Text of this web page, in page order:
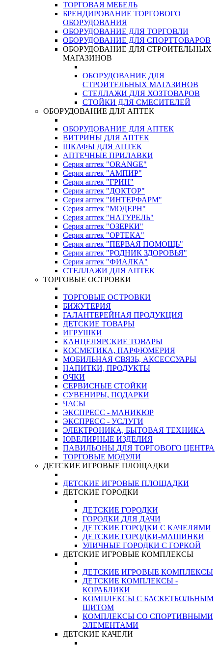
ТОРГОВАЯ МЕБЕЛЬ
БРЕНДИРОВАНИЕ ТОРГОВОГО
ОБОРУДОВАНИЯ
ОБОРУДОВАНИЕ ДЛЯ ТОРГОВЛИ
ОБОРУДОВАНИЕ ДЛЯ СПОРТТОВАРОВ
ОБОРУДОВАНИЕ ДЛЯ СТРОИТЕЛЬНЫХ
МАГАЗИНОВ
ОБОРУДОВАНИЕ ДЛЯ
СТРОИТЕЛЬНЫХ МАГАЗИНОВ
СТЕЛЛАЖИ ДЛЯ ХОЗТОВАРОВ
СТОЙКИ ДЛЯ СМЕСИТЕЛЕЙ
ОБОРУДОВАНИЕ ДЛЯ АПТЕК
ОБОРУДОВАНИЕ ДЛЯ АПТЕК
ВИТРИНЫ ДЛЯ АПТЕК
ШКАФЫ ДЛЯ АПТЕК
АПТЕЧНЫЕ ПРИЛАВКИ
Серия аптек "ORANGE"
Серия аптек "АМПИР"
Серия аптек "ГРИН"
Серия аптек "ДОКТОР"
Серия аптек "ИНТЕРФАРМ"
Серия аптек "МОДЕРН"
Серия аптек "НАТУРЕЛЬ"
Серия аптек "ОЗЕРКИ"
Серия аптек "ОРТЕКА"
Серия аптек "ПЕРВАЯ ПОМОЩЬ"
Серия аптек "РОДНИК ЗДОРОВЬЯ"
Серия аптек "ФИАЛКА"
СТЕЛЛАЖИ ДЛЯ АПТЕК
ТОРГОВЫЕ ОСТРОВКИ
ТОРГОВЫЕ ОСТРОВКИ
БИЖУТЕРИЯ
ГАЛАНТЕРЕЙНАЯ ПРОДУКЦИЯ
ДЕТСКИЕ ТОВАРЫ
ИГРУШКИ
КАНЦЕЛЯРСКИЕ ТОВАРЫ
КОСМЕТИКА, ПАРФЮМЕРИЯ
МОБИЛЬНАЯ СВЯЗЬ, АКСЕССУАРЫ
НАПИТКИ, ПРОДУКТЫ
ОЧКИ
СЕРВИСНЫЕ СТОЙКИ
СУВЕНИРЫ, ПОДАРКИ
ЧАСЫ
ЭКСПРЕСС - МАНИКЮР
ЭКСПРЕСС - УСЛУГИ
ЭЛЕКТРОНИКА, БЫТОВАЯ ТЕХНИКА
ЮВЕЛИРНЫЕ ИЗДЕЛИЯ
ПАВИЛЬОНЫ ДЛЯ ТОРГОВОГО ЦЕНТРА
ТОРГОВЫЕ МОДУЛИ
ДЕТСКИЕ ИГРОВЫЕ ПЛОЩАДКИ
ДЕТСКИЕ ИГРОВЫЕ ПЛОЩАДКИ
ДЕТСКИЕ ГОРОДКИ
ДЕТСКИЕ ГОРОДКИ
ГОРОДКИ ДЛЯ ДАЧИ
ДЕТСКИЕ ГОРОДКИ С КАЧЕЛЯМИ
ДЕТСКИЕ ГОРОДКИ-МАШИНКИ
УЛИЧНЫЕ ГОРОДКИ С ГОРКОЙ
ДЕТСКИЕ ИГРОВЫЕ КОМПЛЕКСЫ
ДЕТСКИЕ ИГРОВЫЕ КОМПЛЕКСЫ
ДЕТСКИЕ КОМПЛЕКСЫ -
КОРАБЛИКИ
КОМПЛЕКСЫ С БАСКЕТБОЛЬНЫМ
ЩИТОМ
КОМПЛЕКСЫ СО СПОРТИВНЫМИ
ЭЛЕМЕНТАМИ
ДЕТСКИЕ КАЧЕЛИ